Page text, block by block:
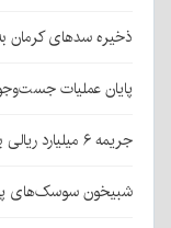
ذخیره سدهای کرمان به ۲۴۹ میلیون مترمکعب
پایان عملیات جست‌وجو در جیرفت؛
جریمه ۶ میلیارد ریالی برای قاچاقچی نارنگی پاکستانی در بافت
شبیخون سوسک‌های